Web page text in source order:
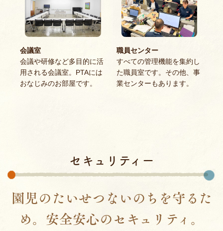
会議室
会議や研修など多目的に活
用される会議室。PTAには
おなじみのお部屋です。
職員センター
すべての管理機能を集約し
た職員室です。その他、事
業センターもあります。
セキュリティー
園児のたいせつないのちを守るた
め。安全安心のセキュリティ。